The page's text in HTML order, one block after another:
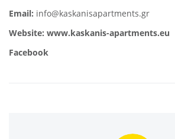
Email: info@kaskanisapartments.gr
Website: www.kaskanis-apartments.eu
Facebook